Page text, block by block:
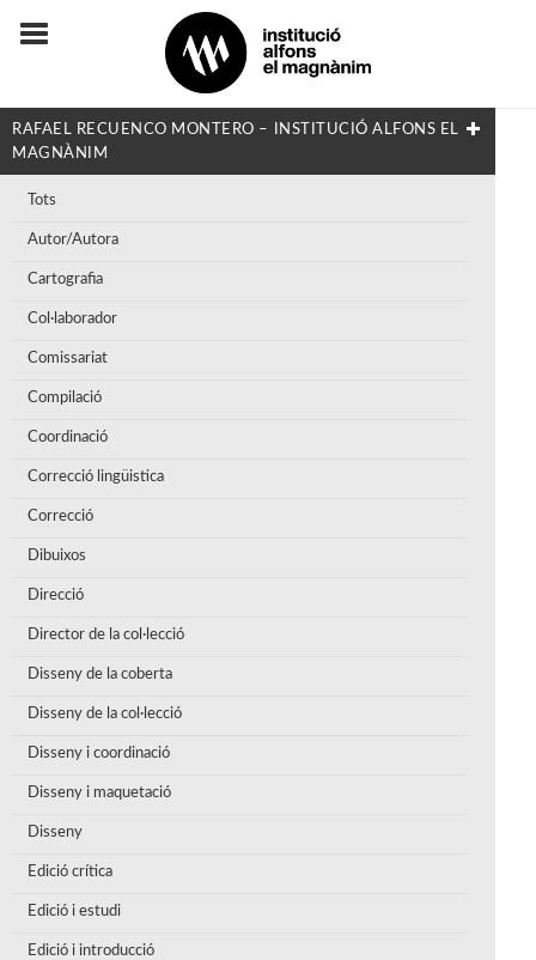
RAFAEL RECUENCO MONTERO – INSTITUCIÓ ALFONS EL
MAGNÀNIM
Tots
Autor/Autora
Cartografia
Col·laborador
Comissariat
Compilació
Coordinació
Correcció lingüistica
Correcció
Dibuixos
Direcció
Director de la col·lecció
Disseny de la coberta
Disseny de la col·lecció
Disseny i coordinació
Disseny i maquetació
Disseny
Edició crítica
Edició i estudi
Edició i introducció